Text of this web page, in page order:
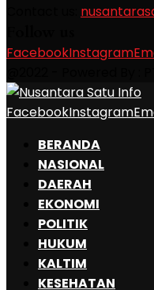
FacebookInstagram
FacebookInstagram
BERANDA
NASIONAL
DAERAH
EKONOMI
POLITIK
HUKUM
KALTIM
KESEHATAN